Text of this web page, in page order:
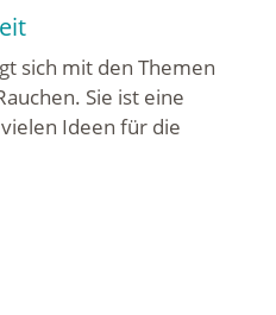
sich mit den Themen
Sie ist eine
Ideen für die